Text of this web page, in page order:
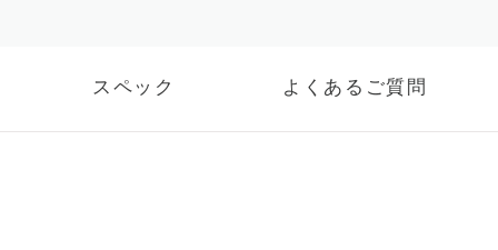
スペック よくあるご質問